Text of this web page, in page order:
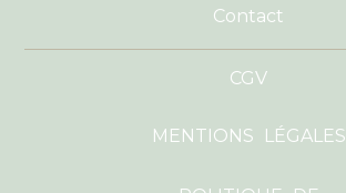
Contact
CGV
MENTIONS LÉGALES